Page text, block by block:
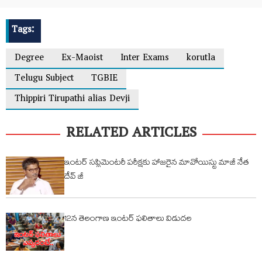
Tags:
Degree
Ex-Maoist Inter Exams
korutla
Telugu Subject
TGBIE
Thippiri Tirupathi alias Devji
RELATED ARTICLES
ఇంటర్ సప్లిమెంటరీ పరీక్షకు హాజరైన మావోయిస్టు మాజీ నేత
దేవ్ జీ
12న తెలంగాణ ఇంటర్ ఫలితాలు విడుదల